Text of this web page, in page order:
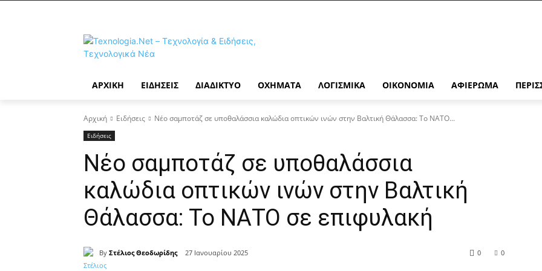
ΑΡΧΙΚΉ ΕΙΔΉΣΕΙΣ ΔΙΑΔΊΚΤΥΟ ΟΧΉΜΑΤΑ ΛΟΓΙΣΜΙΚΆ ΟΙΚΟΝΟΜΊΑ ΑΦΙΈΡΩΜΑ
Αρχική Ειδήσεις Νέο σαμποτάζ σε υποθαλάσσια καλώδια οπτικών ινών στην Βαλτική Θάλασσα: Το ΝΑΤΟ...
Ειδήσεις
Νέο σαμποτάζ σε υποθαλάσσια
καλώδια οπτικών ινών στην Βαλτική
Θάλασσα: Το ΝΑΤΟ σε επιφυλακή
By Στέλιος Θεοδωρίδης 27 Ιανουαρίου 2025 0
0